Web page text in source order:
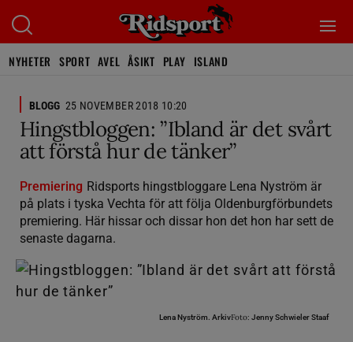
NYHETER SPORT AVEL ÅSIKT PLAY ISLAND
BLOGG 25 NOVEMBER 2018 10:20
Hingstbloggen: ”Ibland är det svårt
att förstå hur de tänker”
Premiering Ridsports hingstbloggare Lena Nyström är
på plats i tyska Vechta för att följa Oldenburgförbundets
premiering. Här hissar och dissar hon det hon har sett de
senaste dagarna.
Lena Nyström. ArkivFoto: Jenny Schwieler Staaf